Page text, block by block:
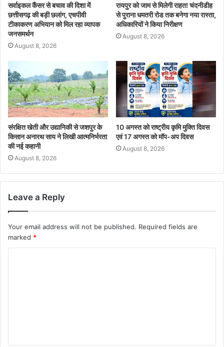
सर्वाइकल कैंसर से बचाव की दिशा में
छत्तीसगढ़ की बड़ी छलांग, एचपीवी
टीकाकरण अभियान को मिल रहा व्यापक
जनसमर्थन
August 8, 2026
रायपुर को जाम से मिलेगी राहत! चंदनीडीह
से पुराना धमतरी रोड तक बनेगा नया रास्ता,
अधिकारियों ने किया निरीक्षण
August 8, 2026
संरक्षित खेती और उद्यानिकी से जशपुर के
किसान अनारथ साय ने लिखी आत्मनिर्भरता
की नई कहानी
August 8, 2026
10 अगस्त को राष्ट्रीय कृमि मुक्ति दिवस
एवं 17 अगस्त को मॉप-अप दिवस
August 8, 2026
Leave a Reply
Your email address will not be published. Required fields are
marked *